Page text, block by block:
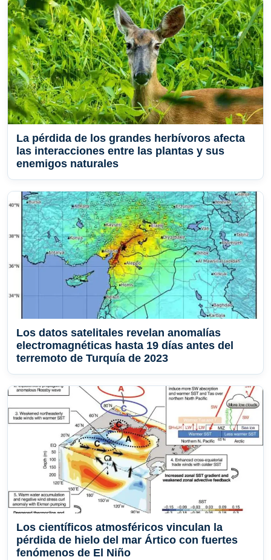
La pérdida de los grandes herbívoros afecta
las interacciones entre las plantas y sus
enemigos naturales
Los datos satelitales revelan anomalías
electromagnéticas hasta 19 días antes del
terremoto de Turquía de 2023
Los científicos atmosféricos vinculan la
pérdida de hielo del mar Ártico con fuertes
fenómenos de El Niño